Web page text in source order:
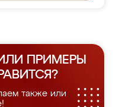
ПРИМЕРЫ
также или